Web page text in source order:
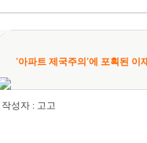
'아파트 제국주의'에 포획된 이
작성자 : 고고